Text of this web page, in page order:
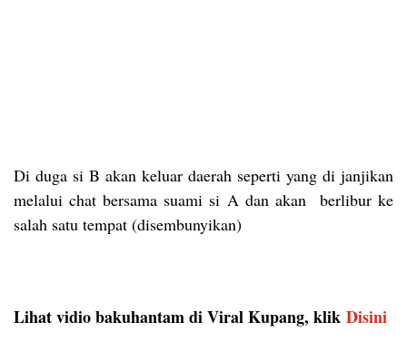
Di duga si B akan keluar daerah seperti yang di janjikan
melalui chat bersama suami si A dan akan berlibur ke
salah satu tempat (disembunyikan)
Lihat vidio bakuhantam di Viral Kupang, klik Disini